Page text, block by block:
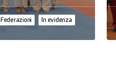
Federazioni
In evidenza